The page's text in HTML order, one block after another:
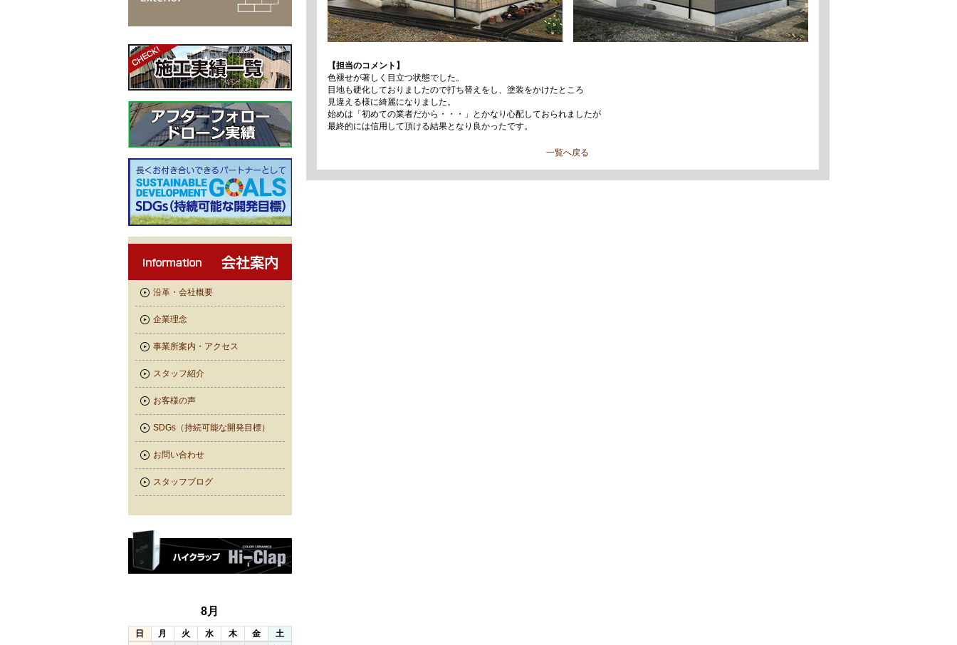
沿革・会社概要
企業理念
事業所案内・アクセス
スタッフ紹介
お客様の声
SDGs（持続可能な開発目標）
お問い合わせ
スタッフブログ
8月
日 月 火 水 木 金 土
【担当のコメント】
色褪せが著しく目立つ状態でした。
目地も硬化しておりましたので打ち替えをし、塗装をかけたところ
見違える様に綺麗になりました。
始めは「初めての業者だから・・・」とかなり心配しておられましたが
最終的には信用して頂ける結果となり良かったです。
一覧へ戻る